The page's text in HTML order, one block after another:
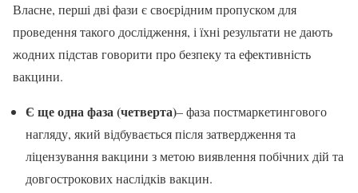
Власне, перші дві фази є своєрідним пропуском для
проведення такого дослідження, і їхні результати не дають
жодних підстав говорити про безпеку та ефективність
вакцини.
Є ще одна фаза (четверта)– фаза постмаркетингового
нагляду, який відбувається після затвердження та
ліцензування вакцини з метою виявлення побічних дій та
довгострокових наслідків вакцин.